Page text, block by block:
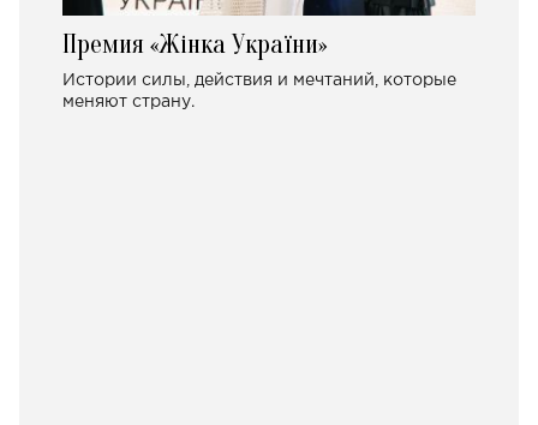
Премия «Жінка України»
Истории силы, действия и мечтаний, которые
меняют страну.